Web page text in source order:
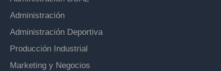
Administración
Administración Deportiva
Producción Industrial
Marketing y Negocios